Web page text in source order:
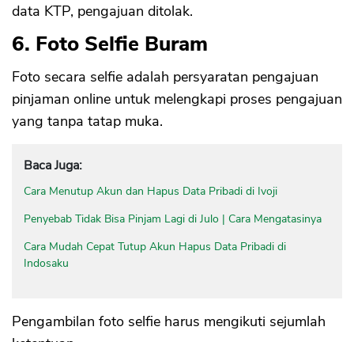
data KTP, pengajuan ditolak.
6. Foto Selfie Buram
Foto secara selfie adalah persyaratan pengajuan
pinjaman online untuk melengkapi proses pengajuan
yang tanpa tatap muka.
Baca Juga:
Cara Menutup Akun dan Hapus Data Pribadi di Ivoji
Penyebab Tidak Bisa Pinjam Lagi di Julo | Cara Mengatasinya
Cara Mudah Cepat Tutup Akun Hapus Data Pribadi di
Indosaku
Pengambilan foto selfie harus mengikuti sejumlah